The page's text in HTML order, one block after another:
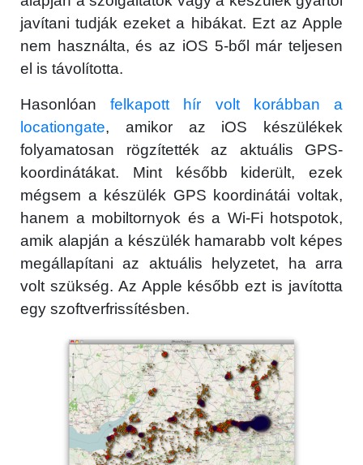
javítani tudják ezeket a hibákat. Ezt az Apple
nem használta, és az iOS 5-ből már teljesen
el is távolította.
Hasonlóanfelkapott hír volt korábban a
locationgate, amikor az iOS készülékek
folyamatosan rögzítették az aktuális GPS-
koordinátákat. Mint később kiderült, ezek
mégsem a készülék GPS koordinátái voltak,
hanem a mobiltornyok és a Wi-Fi hotspotok,
amik alapján a készülék hamarabb volt képes
megállapítani az aktuális helyzetet, ha arra
volt szükség. Az Apple később ezt is javította
egy szoftverfrissítésben.